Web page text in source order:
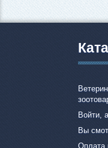
Войти,
Вы
Оплата